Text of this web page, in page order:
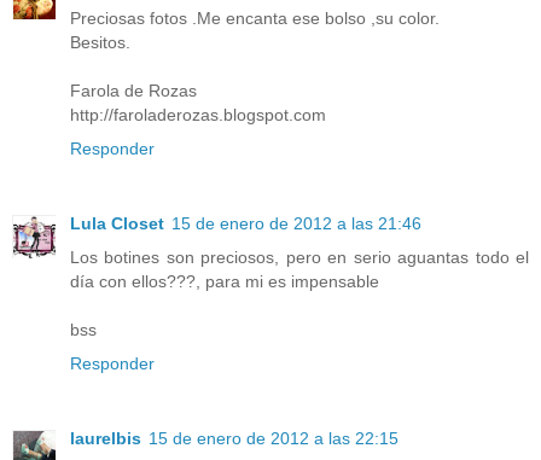
Preciosas fotos .Me encanta ese bolso ,su color.
Besitos.
Farola de Rozas
http://faroladerozas.blogspot.com
Responder
Lula Closet 15 de enero de 2012 a las 21:46
Los botines son preciosos, pero en serio aguantas todo el
día con ellos???, para mi es impensable
bss
Responder
laurelbis 15 de enero de 2012 a las 22:15